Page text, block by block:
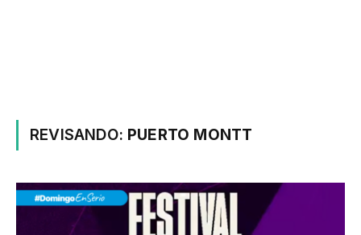
REVISANDO: PUERTO MONTT